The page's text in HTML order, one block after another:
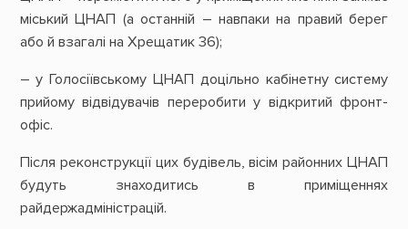
міський ЦНАП (а останній – навпаки на правий берег
або й взагалі на Хрещатик 36);
– у Голосіївському ЦНАП доцільно кабінетну систему
прийому відвідувачів переробити у відкритий фронт-
офіс.
Після реконструкції цих будівель, вісім районних ЦНАП
будуть знаходитись в приміщеннях
райдержадміністрацій.